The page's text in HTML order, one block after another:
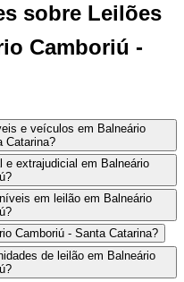
sobre Leilões
Camboriú -
e veículos em Balneário
Catarina?
e extrajudicial em Balneário
em leilão em Balneário
Camboriú - Santa Catarina?
de leilão em Balneário